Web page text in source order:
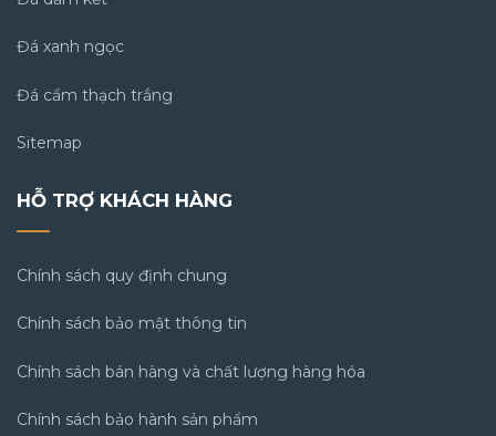
Đá xanh ngọc
Đá cẩm thạch trắng
Sitemap
HỖ TRỢ KHÁCH HÀNG
Chính sách quy định chung
Chính sách bảo mật thông tin
Chính sách bán hàng và chất lượng hàng hóa
Chính sách bảo hành sản phẩm